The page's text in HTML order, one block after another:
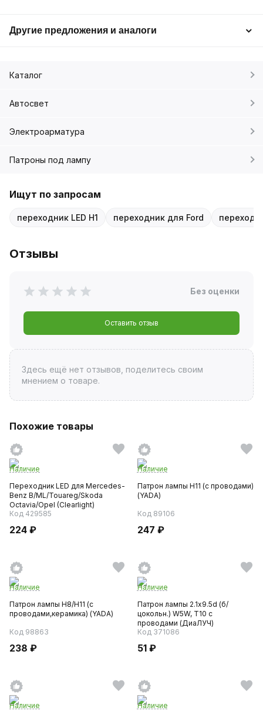
Другие предложения и аналоги
Каталог
Автосвет
Электроарматура
Патроны под лампу
Ищут по запросам
переходник LED H1 переходник для Ford
Отзывы
Без оценки
Оставить отзыв
Здесь ещё нет отзывов, поделитесь своим
мнением о товаре.
Похожие товары
Наличие
Переходник LED для Mercedes-
Benz B/ML/Touareg/Skoda
Octavia/Opel (Clearlight)
Код 429585
224 ₽
Наличие
Патрон лампы Н11 (с проводами)
(YADA)
Код 89106
247 ₽
Наличие
Патрон лампы Н8/Н11 (с
проводами,керамика) (YADA)
Код 98863
238 ₽
Наличие
Патрон лампы 2.1х9.5d (б/
цокольн.) W5W, Т10 с
проводами (ДиаЛУЧ)
Код 371086
51 ₽
Наличие
Наличие